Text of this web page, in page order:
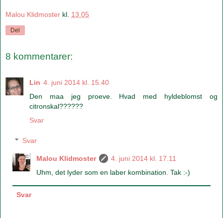
Malou Klidmoster kl. 13.05
Del
8 kommentarer:
Lin 4. juni 2014 kl. 15.40
Den maa jeg proeve. Hvad med hyldeblomst og
citronskal??????
Svar
Svar
Malou Klidmoster
4. juni 2014 kl. 17.11
Uhm, det lyder som en laber kombination. Tak :-)
Svar